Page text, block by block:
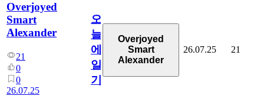
Overjoyed
Smart
Alexander
21
0
0
26.07.25
오
늘
에
일
기
Overjoyed
Smart
Alexander
26.07.25 21